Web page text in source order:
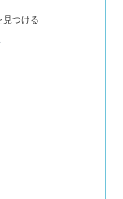
見つける